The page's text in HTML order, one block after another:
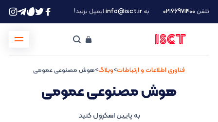
تلفن ۰۲۱66971400 بهinfo@isct.irایمیل بزنید!
فناوری اطلاعات و ارتباطات>وبلاگ>هوش مصنوعی عمومی
هوش مصنوعی عمومی
به پایین اسکرول کنید